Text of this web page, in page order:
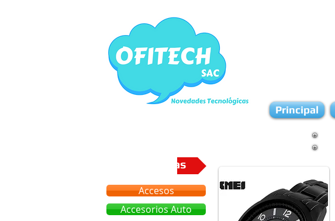
Categorias
Accesorios Auto
Accesos
Principal